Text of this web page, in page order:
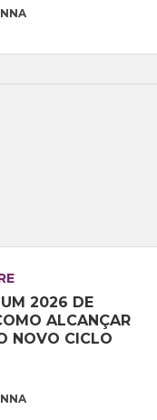
2026 DE
ALCANÇAR
NOVO CICLO